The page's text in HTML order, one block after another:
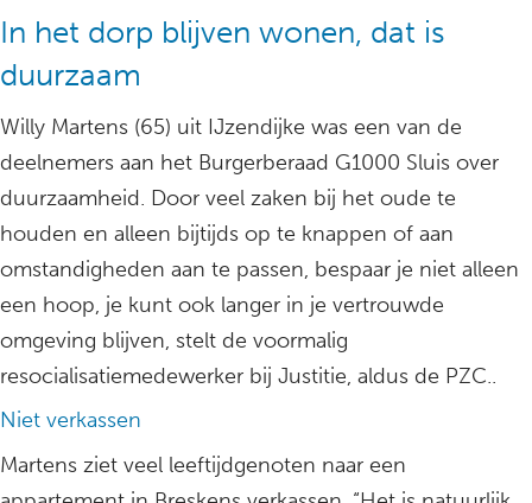
In het dorp blijven wonen, dat is
duurzaam
Willy Martens (65) uit IJzendijke was een van de
deelnemers aan het Burgerberaad G1000 Sluis over
duurzaamheid. Door veel zaken bij het oude te
houden en alleen bijtijds op te knappen of aan
omstandigheden aan te passen, bespaar je niet alleen
een hoop, je kunt ook langer in je vertrouwde
omgeving blijven, stelt de voormalig
resocialisatiemedewerker bij Justitie, aldus de PZC..
Niet verkassen
Martens ziet veel leeftijdgenoten naar een